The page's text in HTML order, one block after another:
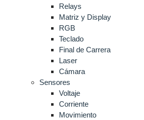
Relays
Matriz y Display
RGB
Teclado
Final de Carrera
Laser
Cámara
Sensores
Voltaje
Corriente
Movimiento